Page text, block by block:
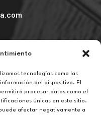
tecnologías como las
del dispositivo. El
procesar datos como el
únicas en este sitio.
afectar negativamente a